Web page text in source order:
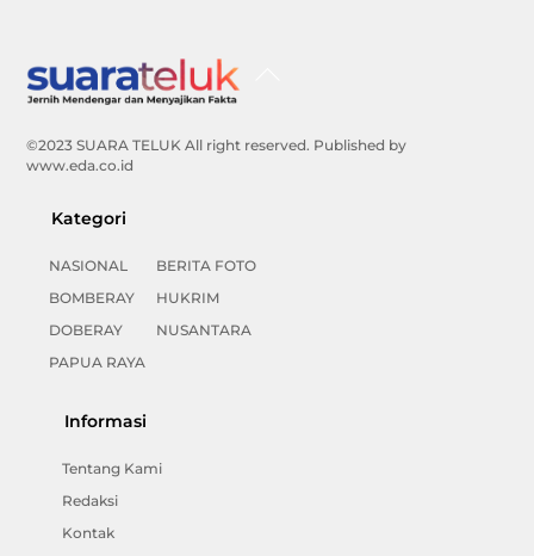
©2023 SUARA TELUK All right reserved. Published by
www.eda.co.id
Kategori
NASIONAL
BOMBERAY
DOBERAY
PAPUA RAYA
BERITA FOTO
HUKRIM
NUSANTARA
Informasi
Tentang Kami
Redaksi
Kontak